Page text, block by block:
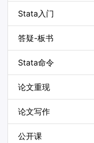
Stata入门
答疑-板书
Stata命令
论文重现
论文写作
公开课